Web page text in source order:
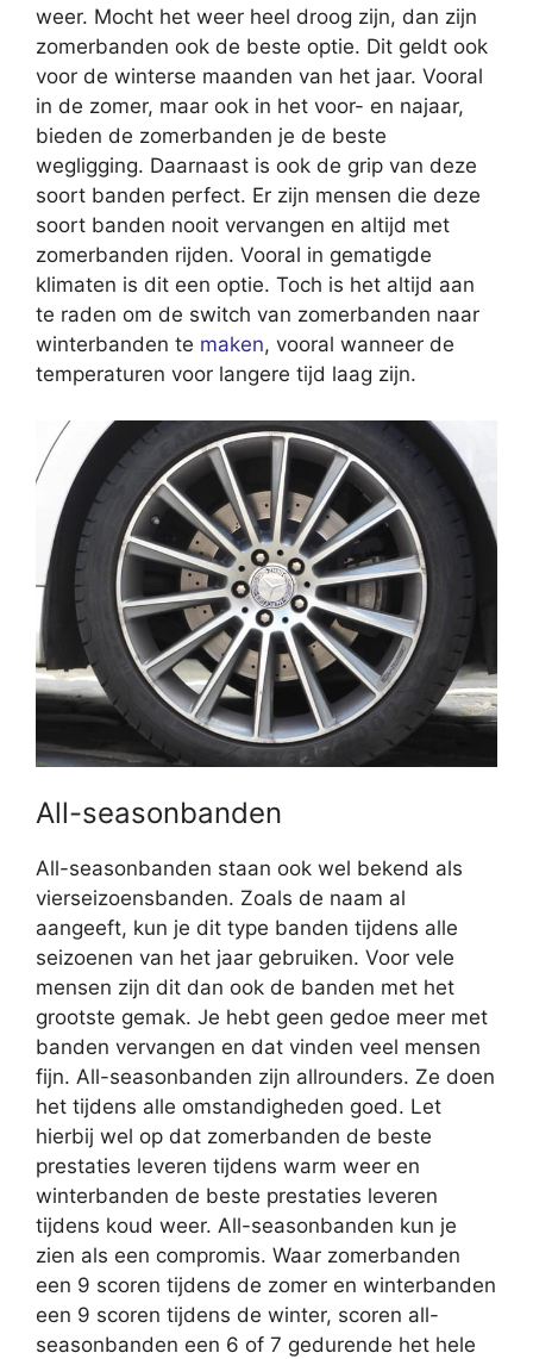
weer. Mocht het weer heel droog zijn, dan zijn
zomerbanden ook de beste optie. Dit geldt ook
voor de winterse maanden van het jaar. Vooral
in de zomer, maar ook in het voor- en najaar,
bieden de zomerbanden je de beste
wegligging. Daarnaast is ook de grip van deze
soort banden perfect. Er zijn mensen die deze
soort banden nooit vervangen en altijd met
zomerbanden rijden. Vooral in gematigde
klimaten is dit een optie. Toch is het altijd aan
te raden om de switch van zomerbanden naar
winterbanden te maken, vooral wanneer de
temperaturen voor langere tijd laag zijn.
All-seasonbanden
All-seasonbanden staan ook wel bekend als
vierseizoensbanden. Zoals de naam al
aangeeft, kun je dit type banden tijdens alle
seizoenen van het jaar gebruiken. Voor vele
mensen zijn dit dan ook de banden met het
grootste gemak. Je hebt geen gedoe meer met
banden vervangen en dat vinden veel mensen
fijn. All-seasonbanden zijn allrounders. Ze doen
het tijdens alle omstandigheden goed. Let
hierbij wel op dat zomerbanden de beste
prestaties leveren tijdens warm weer en
winterbanden de beste prestaties leveren
tijdens koud weer. All-seasonbanden kun je
zien als een compromis. Waar zomerbanden
een 9 scoren tijdens de zomer en winterbanden
een 9 scoren tijdens de winter, scoren all-
seasonbanden een 6 of 7 gedurende het hele